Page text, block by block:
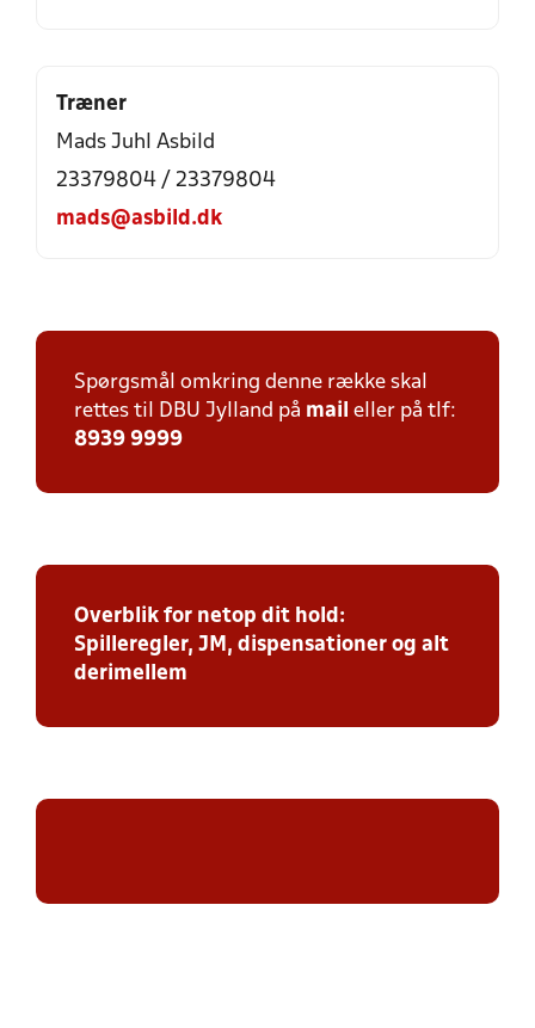
Træner
Mads Juhl Asbild
23379804 / 23379804
mads@asbild.dk
Spørgsmål omkring denne række skal
rettes til DBU Jylland på mail eller på tlf:
8939 9999
Overblik for netop dit hold:
Spilleregler, JM, dispensationer og alt
derimellem